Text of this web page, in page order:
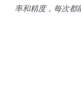
率和精度，每次都